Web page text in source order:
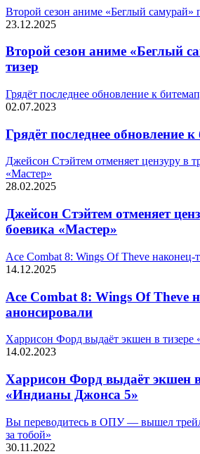
Второй сезон аниме «Беглый самурай»
23.12.2025
Второй сезон аниме «Беглый
тизер
Грядёт последнее обновление к
02.07.2023
Грядёт последнее обновление
Джейсон Стэйтем отменяет цензуру в
«Мастер»
28.02.2025
Джейсон Стэйтем отменяет
боевика «Мастер»
Ace Combat 8: Wings Of Theve наконец-
14.12.2025
Ace Combat 8: Wings Of Theve
анонсировали
Харрисон Форд выдаёт экшен в
14.02.2023
Харрисон Форд выдаёт экшен в
«Индианы Джонса 5»
Вы переводитесь в ОПУ — вышел
за тобой»
30.11.2022